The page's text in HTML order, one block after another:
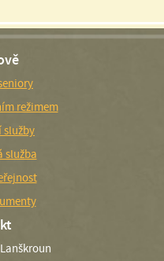
režimem
služby
služba